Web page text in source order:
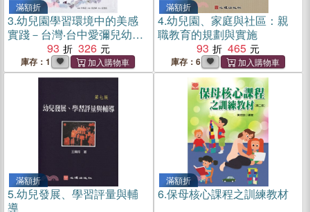
滿額折
3.幼兒園學習環境中的美感
實踐－台灣‧台中愛彌兒幼兒
園現場實例
93 326
庫存：1
滿額折
4.幼兒園、家庭與社區：親
職教育的規劃與實施
93
465
庫存：6
滿額折
5.幼兒發展、學習評量與輔
導
滿額折
6.保母核心課程之訓練教材